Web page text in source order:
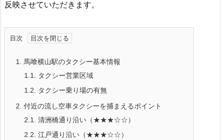
反映させていただきます。
目次
1.
馬喰横山駅のタクシー基本情報
1.1.
タクシー営業区域
1.2.
タクシー乗り場の有無
2. 付近の流し空車タクシーを捕まえるポイント
2.1.
清洲橋通り沿い（★★★☆☆）
2.2. 江戸通り沿い（★★★☆☆）